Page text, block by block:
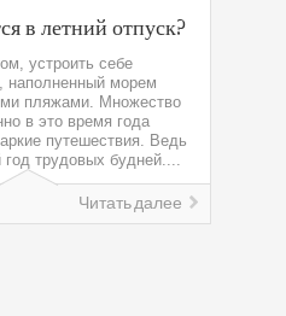
в летний отпуск?
устроить себе
наполненный морем
пляжами. Множество
в это время года
путешествия. Ведь
трудовых будней....
Читать далее